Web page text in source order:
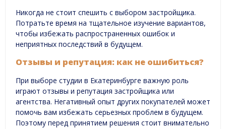
Никогда не стоит спешить с выбором застройщика.
Потратьте время на тщательное изучение вариантов,
чтобы избежать распространенных ошибок и
неприятных последствий в будущем.
Отзывы и репутация: как не ошибиться?
При выборе студии в Екатеринбурге важную роль
играют отзывы и репутация застройщика или
агентства. Негативный опыт других покупателей может
помочь вам избежать серьезных проблем в будущем.
Поэтому перед принятием решения стоит внимательно